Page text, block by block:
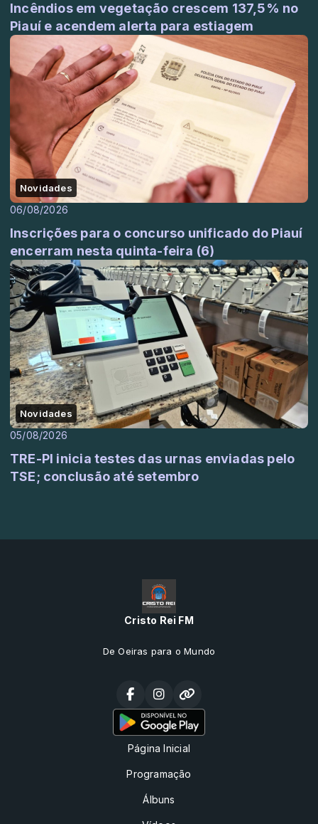
Incêndios em vegetação crescem 137,5% no
Piauí e acendem alerta para estiagem
Novidades
06/08/2026
Inscrições para o concurso unificado do Piauí
encerram nesta quinta-feira (6)
Novidades
05/08/2026
TRE-PI inicia testes das urnas enviadas pelo
TSE; conclusão até setembro
Cristo Rei FM
De Oeiras para o Mundo
Página Inicial
Programação
Álbuns